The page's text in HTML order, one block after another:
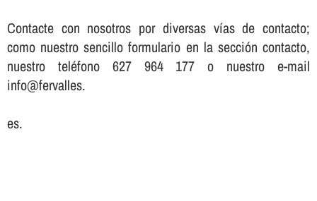
Contacte con nosotros por diversas ví­as de contacto;
como nuestro sencillo formulario en la sección contacto,
nuestro teléfono 627 964 177 o nuestro e-mail
info@fervalles.
es.